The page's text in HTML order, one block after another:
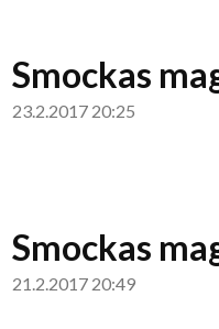
Smockas
23.2.2017 20:25
Smockas
21.2.2017 20:49